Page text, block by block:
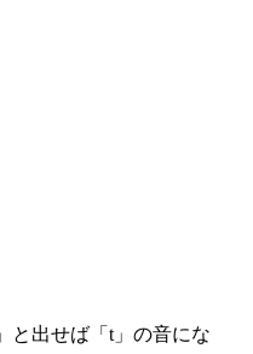
と出せば「t」の音にな